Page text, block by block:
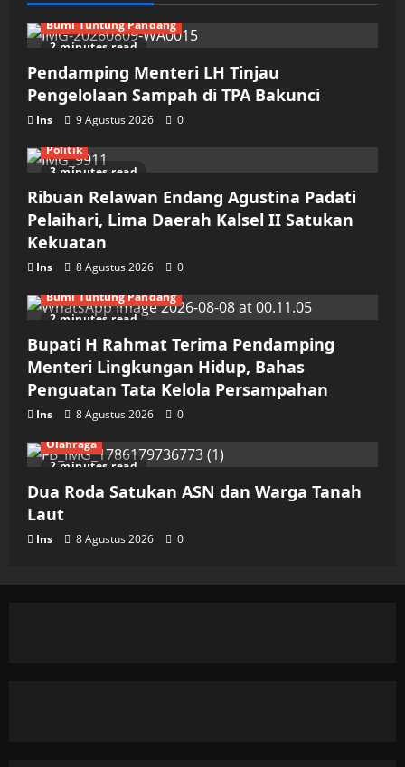
2 minutes read
Bumi Tuntung Pandang
Pendamping Menteri LH Tinjau
Pengelolaan Sampah di TPA Bakunci
Ins 9 Agustus 2026 0
3 minutes read
Politik
Ribuan Relawan Endang Agustina Padati
Pelaihari, Lima Daerah Kalsel II Satukan
Kekuatan
Ins 8 Agustus 2026 0
2 minutes read
Bumi Tuntung Pandang
Bupati H Rahmat Terima Pendamping
Menteri Lingkungan Hidup, Bahas
Penguatan Tata Kelola Persampahan
Ins 8 Agustus 2026 0
2 minutes read
Olahraga
Dua Roda Satukan ASN dan Warga Tanah
Laut
Ins 8 Agustus 2026 0